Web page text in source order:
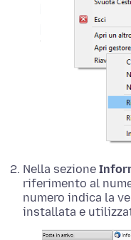
Nella sezione
riferimento al
numero indica la
installata e